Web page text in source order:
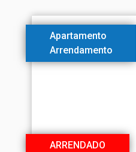
Apartamento
Arrendamento
ARRENDADO